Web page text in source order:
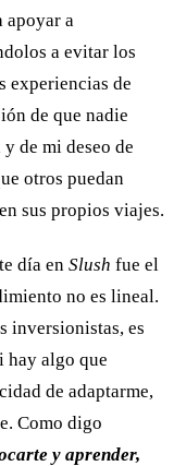
apoyar a
a evitar los
experiencias de
de que nadie
de mi deseo de
otros puedan
sus propios viajes.
día en Slush fue el
no es lineal.
inversionistas, es
hay algo que
de adaptarme,
Como digo
y aprender,